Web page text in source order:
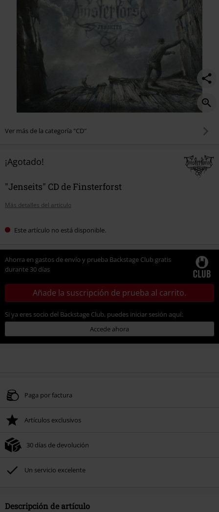
Ver más de la categoría "CD"
¡Agotado!
"Jenseits" CD de Finsterforst
Más detalles del artículo
Este artículo no está disponible.
Ahorra en gastos de envío y prueba Backstage Club gratis
durante 30 días
Añade la suscripción de prueba al carrito.
Si ya eres socio del Backstage Club, puedes iniciar sesión aquí:
Accede ahora
Paga por factura
Artículos exclusivos
30 días de devolución
Un servicio excelente
Descripción de artículo